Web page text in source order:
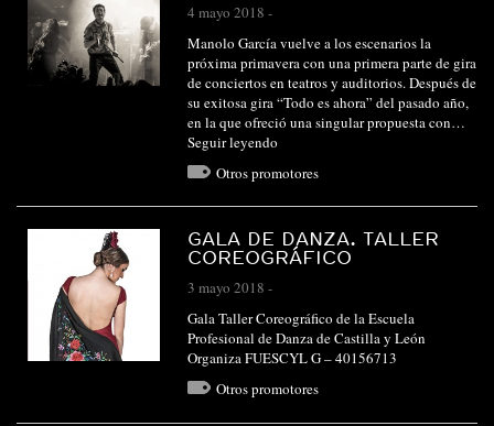
4 mayo 2018 -
Manolo García vuelve a los escenarios la
próxima primavera con una primera parte de gira
de conciertos en teatros y auditorios. Después de
su exitosa gira “Todo es ahora” del pasado año,
en la que ofreció una singular propuesta con…
Seguir leyendo
Otros promotores
GALA DE DANZA. TALLER
COREOGRÁFICO
3 mayo 2018 -
Gala Taller Coreográfico de la Escuela
Profesional de Danza de Castilla y León
Organiza FUESCYL G – 40156713
Otros promotores